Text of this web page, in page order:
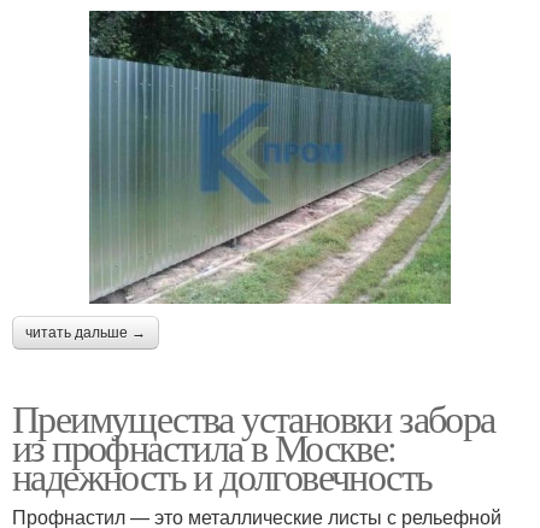
читать дальше →
Преимущества установки забора
из профнастила в Москве:
надежность и долговечность
Профнастил — это металлические листы с рельефной